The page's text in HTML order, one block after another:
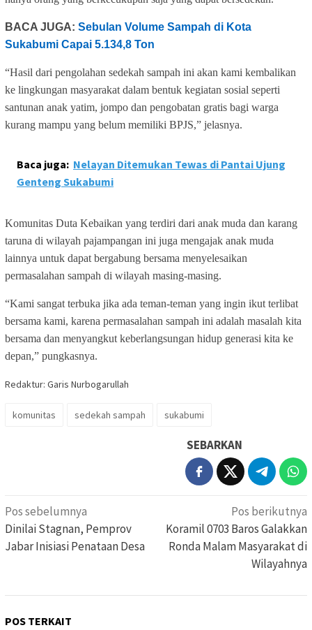
BACA JUGA: Sebulan Volume Sampah di Kota
Sukabumi Capai 5.134,8 Ton
“Hasil dari pengolahan sedekah sampah ini akan kami kembalikan
ke lingkungan masyarakat dalam bentuk kegiatan sosial seperti
santunan anak yatim, jompo dan pengobatan gratis bagi warga
kurang mampu yang belum memiliki BPJS,” jelasnya.
Baca juga: Nelayan Ditemukan Tewas di Pantai Ujung
Genteng Sukabumi
Komunitas Duta Kebaikan yang terdiri dari anak muda dan karang
taruna di wilayah pajampangan ini juga mengajak anak muda
lainnya untuk dapat bergabung bersama menyelesaikan
permasalahan sampah di wilayah masing-masing.
“Kami sangat terbuka jika ada teman-teman yang ingin ikut terlibat
bersama kami, karena permasalahan sampah ini adalah masalah kita
bersama dan menyangkut keberlangsungan hidup generasi kita ke
depan,” pungkasnya.
Redaktur: Garis Nurbogarullah
komunitas sedekah sampah sukabumi
SEBARKAN
Navigasi
pos
Pos sebelumnya
Dinilai Stagnan, Pemprov
Jabar Inisiasi Penataan Desa
Pos berikutnya
Koramil 0703 Baros Galakkan
Ronda Malam Masyarakat di
Wilayahnya
POS TERKAIT